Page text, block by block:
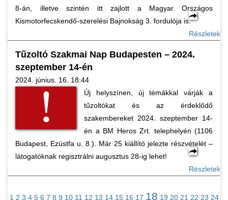
8-án, illetve szintén itt zajlott a Magyar Országos
Kismotorfecskendő-szerelési Bajnokság 3. fordulója is.
Részletek
Tűzoltó Szakmai Nap Budapesten – 2024.
szeptember 14-én
2024. június. 16. 18:44
Új helyszínen, új témákkal várják a
tűzoltókat és az érdeklődő
szakembereket 2024. szeptember 14-
én a BM Heros Zrt. telephelyén (1106
Budapest, Ezüstfa u. 8.). Már 25 kiállító jelezte részvételét –
látogatóknak regisztrálni augusztus 28-ig lehet!
Részletek
1 2 3 4 5 6 7 8 9 10 11 12 13 14 15 16 17 18 19 20 21 22 23 24